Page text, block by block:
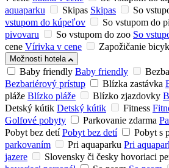
aquaparku
Skipas Skipas So
vstupom do kúpeľov
So vstupom do
pivovaru
So vstupom do zoo So
cene Vírivka v cene Zapožičanie
Možnosti hotela
Baby friendly Baby friendly
Bezbariérový prístup
Blízka zastávka
pláže Blízko pláže Blízko zjazdovky
Detský kútik Detský kútik Fitness
Golfové pobyty
Parkovanie zdarma
Pobyt bez detí Pobyt bez detí Pobyt s
parkovaním
Pri aquaparku Pri
jazere
Slovensky či česky hovoriaci